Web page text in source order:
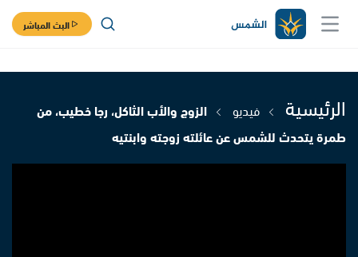
البث المباشر
الرئيسية فيديو
الزوج والأب الثاكل، رجا خطيب، من
طمرة يتحدث للشمس عن عائلته زوجته وابنتيه